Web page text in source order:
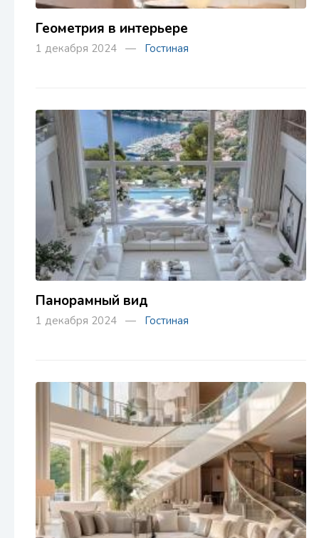
Геометрия в интерьере
1 декабря 2024 — Гостиная
Панорамный вид
1 декабря 2024 — Гостиная